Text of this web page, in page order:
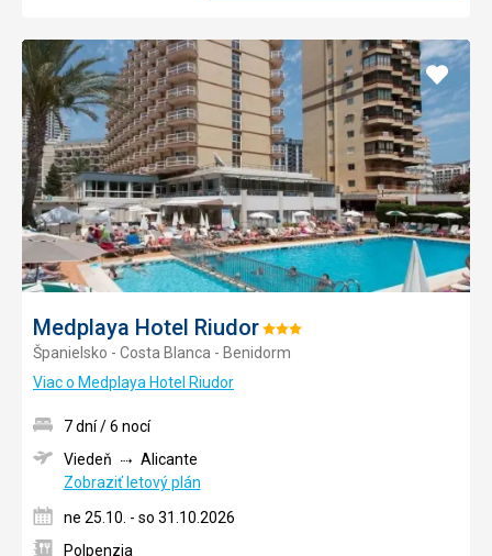
Medplaya Hotel RiudorHodnotenie:
3/5
Španielsko - Costa Blanca - Benidorm
Viac o Medplaya Hotel Riudor
Pridať
do
7 dní / 6 nocí
Viedeň
Alicante
Zobraziť letový plán
ne 25.10. - so 31.10.2026
Polpenzia